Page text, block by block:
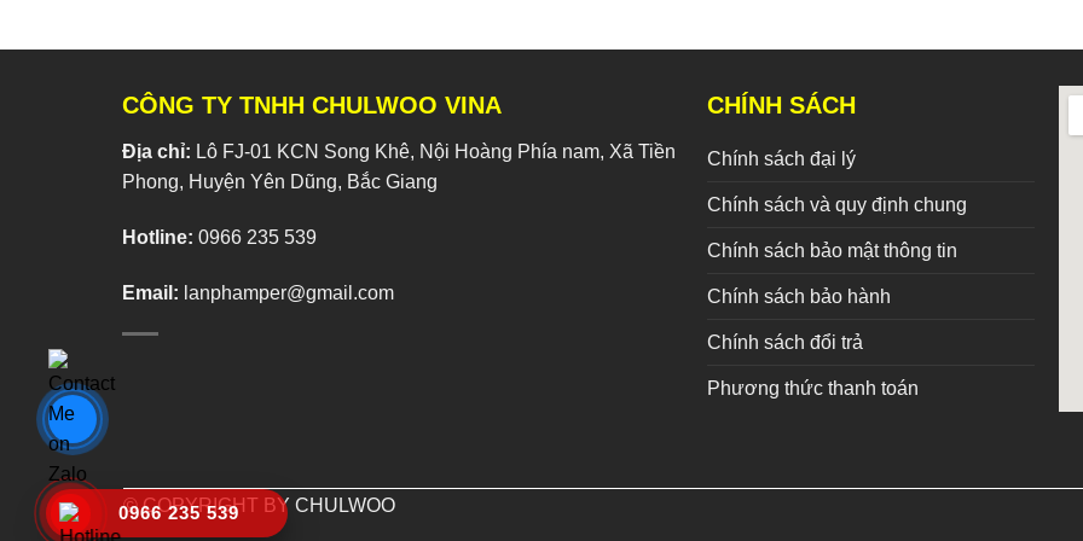
CÔNG TY TNHH CHULWOO VINA
Địa chỉ: Lô FJ-01 KCN Song Khê, Nội Hoàng Phía nam, Xã Tiền
Phong, Huyện Yên Dũng, Bắc Giang
Hotline: 0966 235 539
Email: lanphamper@gmail.com
CHÍNH SÁCH
Chính sách đại lý
Chính sách và quy định chung
Chính sách bảo mật thông tin
Chính sách bảo hành
Chính sách đổi trả
Phương thức thanh toán
© COPYRIGHT BY CHULWOO
0966 235 539